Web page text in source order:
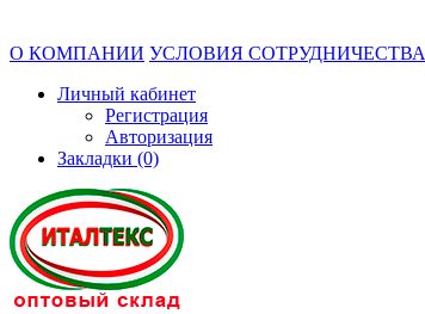
О КОМПАНИИ УСЛОВИЯ СОТРУДНИЧЕСТВА
Личный кабинет
Регистрация
Авторизация
Закладки (0)